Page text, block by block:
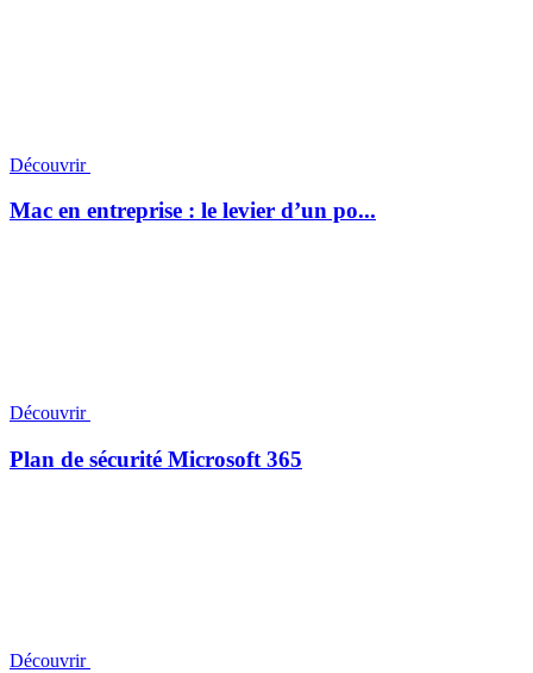
Découvrir
Mac en entreprise : le levier d’un po...
Découvrir
Plan de sécurité Microsoft 365
Découvrir